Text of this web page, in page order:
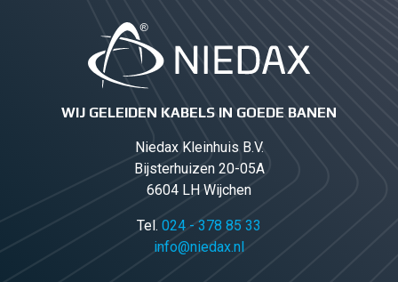
WIJ GELEIDEN KABELS IN GOEDE BANEN
Niedax Kleinhuis B.V.
Bijsterhuizen 20-05A
6604 LH Wijchen
Tel. 024 - 378 85 33
info@niedax.nl